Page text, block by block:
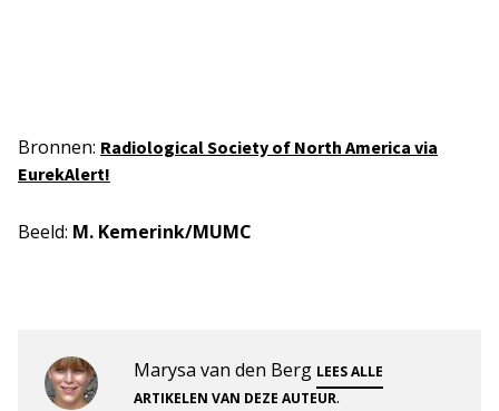
Bronnen: Radiological Society of North America via
EurekAlert!
Beeld: M. Kemerink/MUMC
Marysa van den Berg LEES ALLE
ARTIKELEN VAN DEZE AUTEUR.